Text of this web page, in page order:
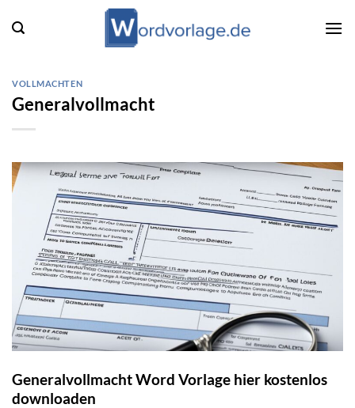
Inhalt
VOLLMACHTEN
Generalvollmacht
Generalvollmacht Word Vorlage hier kostenlos
downloaden